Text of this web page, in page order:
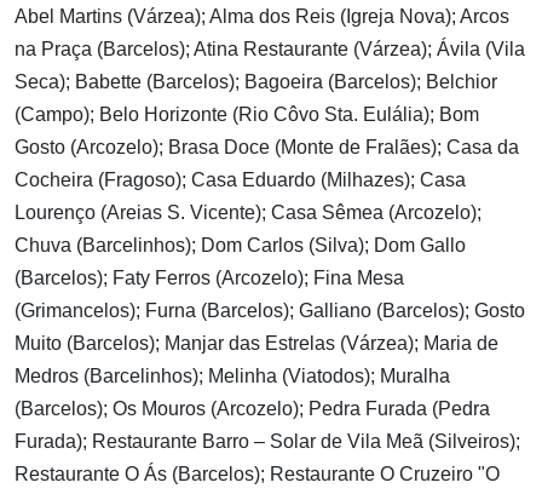
Abel Martins (Várzea); Alma dos Reis (Igreja Nova); Arcos
na Praça (Barcelos); Atina Restaurante (Várzea); Ávila (Vila
Seca); Babette (Barcelos); Bagoeira (Barcelos); Belchior
(Campo); Belo Horizonte (Rio Côvo Sta. Eulália); Bom
Gosto (Arcozelo); Brasa Doce (Monte de Fralães); Casa da
Cocheira (Fragoso); Casa Eduardo (Milhazes); Casa
Lourenço (Areias S. Vicente); Casa Sêmea (Arcozelo);
Chuva (Barcelinhos); Dom Carlos (Silva); Dom Gallo
(Barcelos); Faty Ferros (Arcozelo); Fina Mesa
(Grimancelos); Furna (Barcelos); Galliano (Barcelos); Gosto
Muito (Barcelos); Manjar das Estrelas (Várzea); Maria de
Medros (Barcelinhos); Melinha (Viatodos); Muralha
(Barcelos); Os Mouros (Arcozelo); Pedra Furada (Pedra
Furada); Restaurante Barro – Solar de Vila Meã (Silveiros);
Restaurante O Ás (Barcelos); Restaurante O Cruzeiro "O